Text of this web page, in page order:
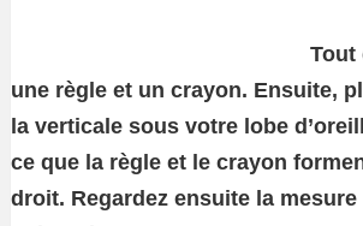
Tout
une règle et un crayon. Ensuite,
la verticale sous votre lobe
ce que la règle et le crayon
droit. Regardez ensuite la